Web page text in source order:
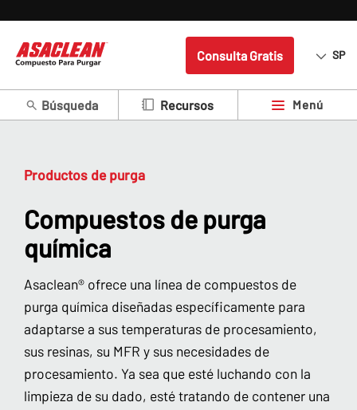
Consulta Gratis SP
Búsqueda Recursos Menú
Productos de purga
Compuestos de purga
química
Asaclean® ofrece una línea de compuestos de
purga química diseñadas específicamente para
adaptarse a sus temperaturas de procesamiento,
sus resinas, su MFR y sus necesidades de
procesamiento. Ya sea que esté luchando con la
limpieza de su dado, esté tratando de contener una